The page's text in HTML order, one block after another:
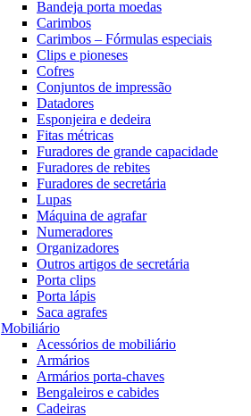
Bandeja porta moedas
Carimbos
Carimbos – Fórmulas especiais
Clips e pioneses
Cofres
Conjuntos de impressão
Datadores
Esponjeira e dedeira
Fitas métricas
Furadores de grande capacidade
Furadores de rebites
Furadores de secretária
Lupas
Máquina de agrafar
Numeradores
Organizadores
Outros artigos de secretária
Porta clips
Porta lápis
Saca agrafes
Mobiliário
Acessórios de mobiliário
Armários
Armários porta-chaves
Bengaleiros e cabides
Cadeiras